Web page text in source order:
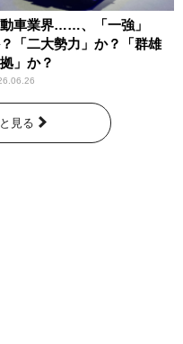
車業界……、「一強」
「二大勢力」か？「群雄
」か？
見る